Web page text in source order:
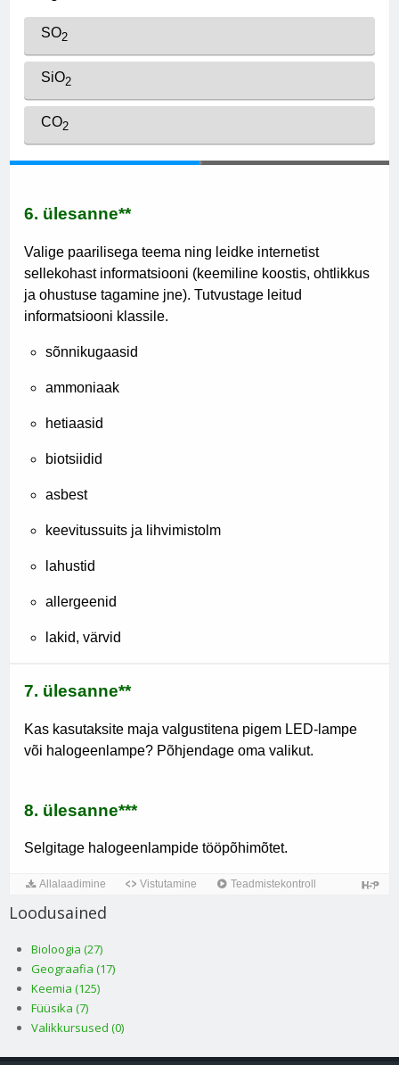
Loodusained
Bioloogia (27)
Geograafia (17)
Keemia (125)
Füüsika (7)
Valikkursused (0)